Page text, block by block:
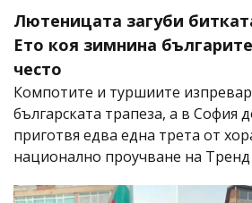
Лютеницата загуби
Ето коя зимнина
често
Компотите и туршиите
българската трапеза, а в София
приготвя едва една трета от
национално проучване на Тренд